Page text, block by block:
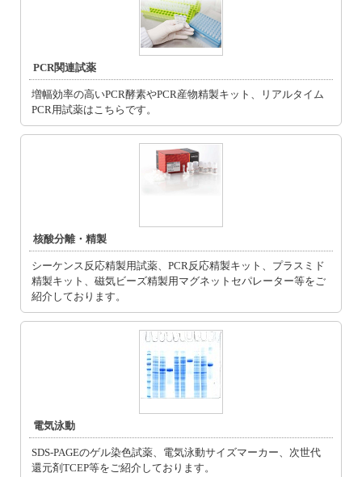
PCR関連試薬
増幅効率の高いPCR酵素やPCR産物精製キット、リアルタイム
PCR用試薬はこちらです。
核酸分離・精製
シーケンス反応精製用試薬、PCR反応精製キット、プラスミド
精製キット、磁気ビーズ精製用マグネットセパレーター等をご
紹介しております。
電気泳動
SDS-PAGEのゲル染色試薬、電気泳動サイズマーカー、次世代
還元剤TCEP等をご紹介しております。